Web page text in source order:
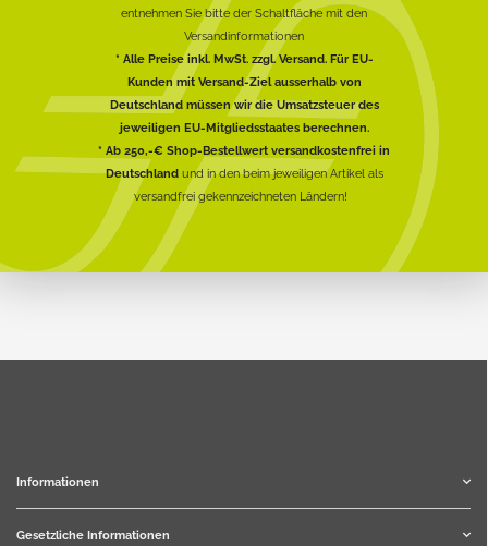
entnehmen Sie bitte der Schaltfläche mit den
Versandinformationen
* Alle Preise inkl. MwSt. zzgl. Versand. Für EU-
Kunden mit Versand-Ziel ausserhalb von
Deutschland müssen wir die Umsatzsteuer des
jeweiligen EU-Mitgliedsstaates berechnen.
* Ab 250,-€ Shop-Bestellwert versandkostenfrei in
Deutschlandund in den beim jeweiligen Artikel als
versandfrei gekennzeichneten Ländern!
Informationen
Gesetzliche Informationen